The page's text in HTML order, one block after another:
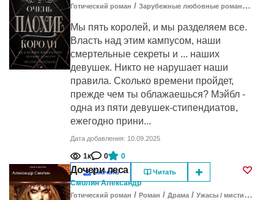
Готический роман / Зарубежные любовные романы /
Мы пять королей, и мы разделяем все.
Власть над этим кампусом, наши
смертельные секреты и ... наших
девушек. Никто не нарушает наши
правила. Сколько времени пройдет,
прежде чем ты облажаешься? Мэйбл -
одна из пяти девушек-стипендиатов,
ежегодно прини...
Дата добавления: 10.09.2025
1к 0 0
Скачать Читать
Дочери леса
Смолин Александр
Готический роман / Роман / Драма / Ужасы / мистика /